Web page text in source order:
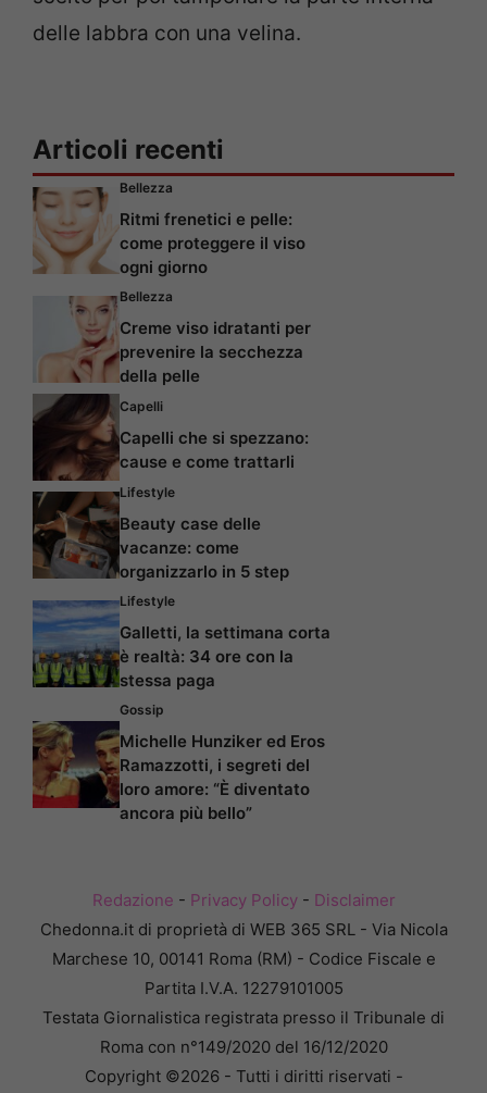
delle labbra con una velina.
Articoli recenti
Bellezza
Ritmi frenetici e pelle:
come proteggere il viso
ogni giorno
Bellezza
Creme viso idratanti per
prevenire la secchezza
della pelle
Capelli
Capelli che si spezzano:
cause e come trattarli
Lifestyle
Beauty case delle
vacanze: come
organizzarlo in 5 step
Lifestyle
Galletti, la settimana corta
è realtà: 34 ore con la
stessa paga
Gossip
Michelle Hunziker ed Eros
Ramazzotti, i segreti del
loro amore: “È diventato
ancora più bello”
Redazione - Privacy Policy- Disclaimer
Chedonna.it di proprietà di WEB 365 SRL - Via Nicola
Marchese 10, 00141 Roma (RM) - Codice Fiscale e
Partita I.V.A. 12279101005
Testata Giornalistica registrata presso il Tribunale di
Roma con n°149/2020 del 16/12/2020
Copyright ©2026 - Tutti i diritti riservati -